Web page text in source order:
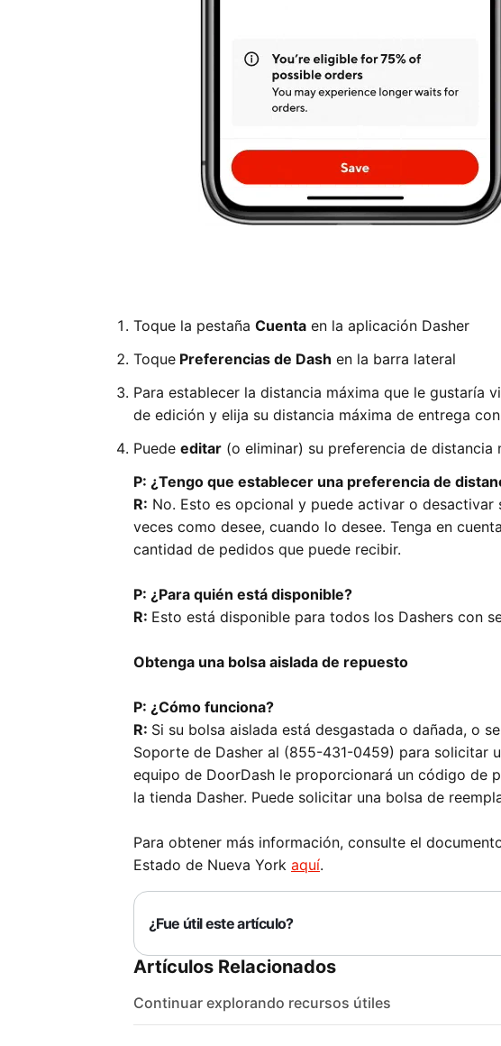
Toque la pestaña Cuenta en la aplicación Dasher
Toque Preferencias de Dash en la barra lateral
Para establecer la distancia máxima que le gustaría
de edición y elija su distancia máxima de entrega
Puede editar (o eliminar) su preferencia de distancia
P: ¿Tengo que establecer una preferencia de
R: No. Esto es opcional y puede activar o
veces como desee, cuando lo desee. Tenga en
cantidad de pedidos que puede recibir.
P: ¿Para quién está disponible?
R: Esto está disponible para todos los Dashers con
Obtenga una bolsa aislada de repuesto
P: ¿Cómo funciona?
R: Si su bolsa aislada está desgastada o dañada, o
Soporte de Dasher al (855-431-0459) para solicitar
equipo de DoorDash le proporcionará un código de
la tienda Dasher. Puede solicitar una bolsa de
Para obtener más información, consulte el
Estado de Nueva York aquí.
¿Fue útil este artículo?
Artículos Relacionados
Continuar explorando recursos útiles